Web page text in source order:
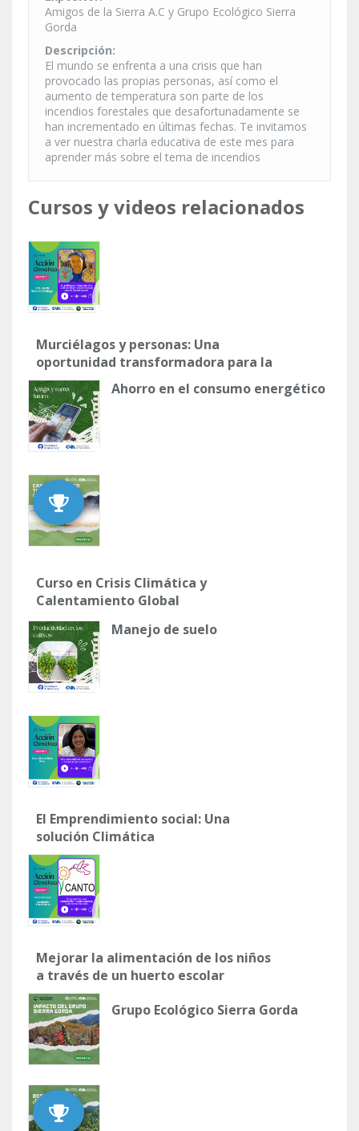
Amigos de la Sierra A.C y Grupo Ecológico Sierra
Gorda
Descripción:
El mundo se enfrenta a una crisis que han
provocado las propias personas, así como el
aumento de temperatura son parte de los
incendios forestales que desafortunadamente se
han incrementado en últimas fechas. Te invitamos
a ver nuestra charla educativa de este mes para
aprender más sobre el tema de incendios
Cursos y videos relacionados
Murciélagos y personas: Una
oportunidad transformadora para la
conservación"Ahorro en el consumo energético
Curso en Crisis Climática y
Calentamiento Global
Manejo de suelo
El Emprendimiento social: Una
solución Climática
Mejorar la alimentación de los niños
a través de un huerto escolar
Grupo Ecológico Sierra Gorda